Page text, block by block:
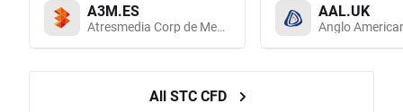
A3M.ES
Atresmedia Corp de Medios de Comunicacion SA
AAL.UK
Anglo
All STC CFD